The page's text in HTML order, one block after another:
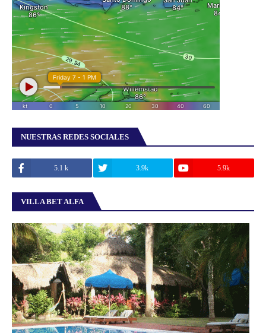
NUESTRAS REDES SOCIALES
5.1 k 3.9k 5.9k
VILLA BET ALFA